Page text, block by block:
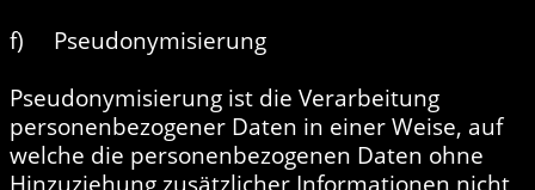
f) Pseudonymisierung
Pseudonymisierung ist die Verarbeitung
personenbezogener Daten in einer Weise, auf
welche die personenbezogenen Daten ohne
Hinzuziehung zusätzlicher Informationen nicht